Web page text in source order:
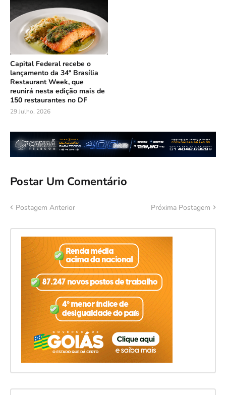
Capital Federal recebe o
lançamento da 34ª Brasília
Restaurant Week, que
reunirá nesta edição mais de
150 restaurantes no DF
29 Julho, 2026
Postar Um Comentário
Postagem Anterior Próxima Postagem